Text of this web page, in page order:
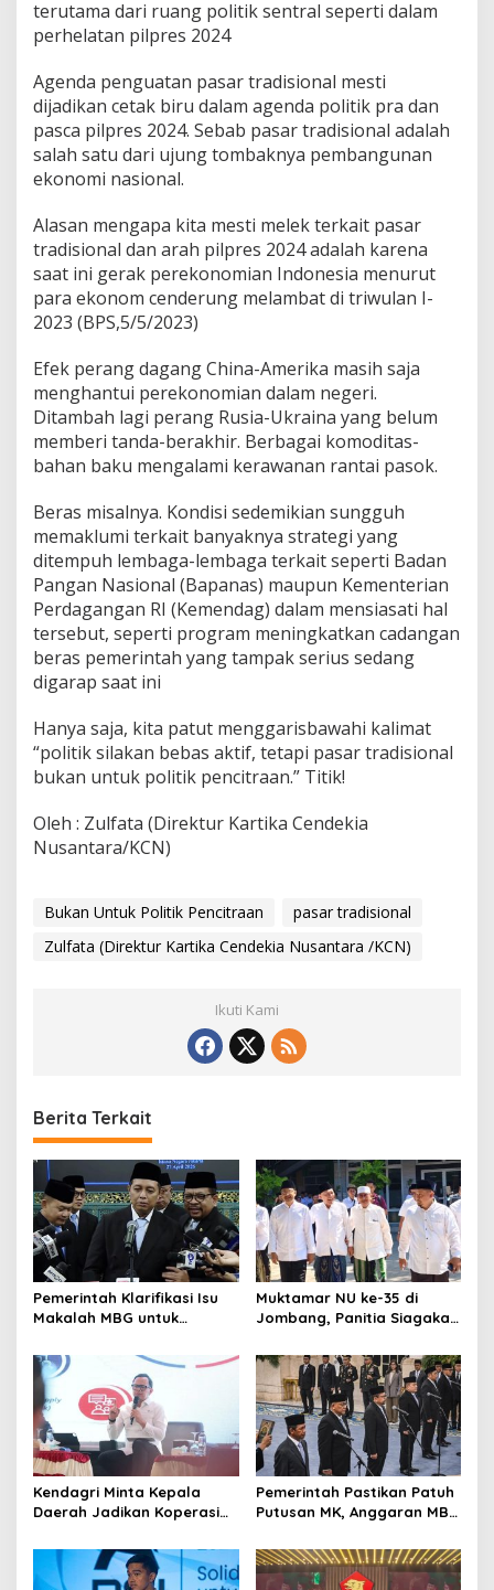
terutama dari ruang politik sentral seperti dalam
perhelatan pilpres 2024
Agenda penguatan pasar tradisional mesti
dijadikan cetak biru dalam agenda politik pra dan
pasca pilpres 2024. Sebab pasar tradisional adalah
salah satu dari ujung tombaknya pembangunan
ekonomi nasional.
Alasan mengapa kita mesti melek terkait pasar
tradisional dan arah pilpres 2024 adalah karena
saat ini gerak perekonomian Indonesia menurut
para ekonom cenderung melambat di triwulan I-
2023 (BPS,5/5/2023)
Efek perang dagang China-Amerika masih saja
menghantui perekonomian dalam negeri.
Ditambah lagi perang Rusia-Ukraina yang belum
memberi tanda-berakhir. Berbagai komoditas-
bahan baku mengalami kerawanan rantai pasok.
Beras misalnya. Kondisi sedemikian sungguh
memaklumi terkait banyaknya strategi yang
ditempuh lembaga-lembaga terkait seperti Badan
Pangan Nasional (Bapanas) maupun Kementerian
Perdagangan RI (Kemendag) dalam mensiasati hal
tersebut, seperti program meningkatkan cadangan
beras pemerintah yang tampak serius sedang
digarap saat ini
Hanya saja, kita patut menggarisbawahi kalimat
“politik silakan bebas aktif, tetapi pasar tradisional
bukan untuk politik pencitraan.” Titik!
Oleh : Zulfata (Direktur Kartika Cendekia
Nusantara/KCN)
Bukan Untuk Politik Pencitraan
pasar tradisional
Zulfata (Direktur Kartika Cendekia Nusantara /KCN)
Ikuti Kami
Berita Terkait
Pemerintah Klarifikasi Isu
Makalah MBG untuk
Perdamaian 2026
Muktamar NU ke-35 di
Jombang, Panitia Siagakan
Kendagri Minta Kepala
Daerah Jadikan Koperasi
Ekonomi Desa
Pemerintah Pastikan Patuh
Putusan MK, Anggaran MBG
Pendidikan